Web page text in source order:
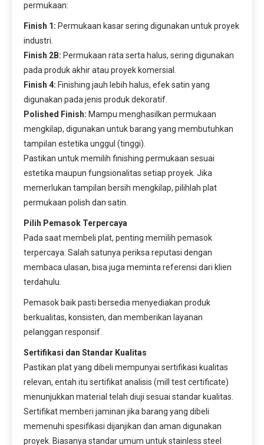
permukaan:
Finish 1: Permukaan kasar sering digunakan untuk proyek
industri.
Finish 2B: Permukaan rata serta halus, sering digunakan
pada produk akhir atau proyek komersial.
Finish 4: Finishing jauh lebih halus, efek satin yang
digunakan pada jenis produk dekoratif.
Polished Finish: Mampu menghasilkan permukaan
mengkilap, digunakan untuk barang yang membutuhkan
tampilan estetika unggul (tinggi).
Pastikan untuk memilih finishing permukaan sesuai
estetika maupun fungsionalitas setiap proyek. Jika
memerlukan tampilan bersih mengkilap, pilihlah plat
permukaan polish dan satin.
Pilih Pemasok Terpercaya
Pada saat membeli plat, penting memilih pemasok
terpercaya. Salah satunya periksa reputasi dengan
membaca ulasan, bisa juga meminta referensi dari klien
terdahulu.
Pemasok baik pasti bersedia menyediakan produk
berkualitas, konsisten, dan memberikan layanan
pelanggan responsif.
Sertifikasi dan Standar Kualitas
Pastikan plat yang dibeli mempunyai sertifikasi kualitas
relevan, entah itu sertifikat analisis (mill test certificate)
menunjukkan material telah diuji sesuai standar kualitas.
Sertifikat memberi jaminan jika barang yang dibeli
memenuhi spesifikasi dijanjikan dan aman digunakan
proyek. Biasanya standar umum untuk stainless steel